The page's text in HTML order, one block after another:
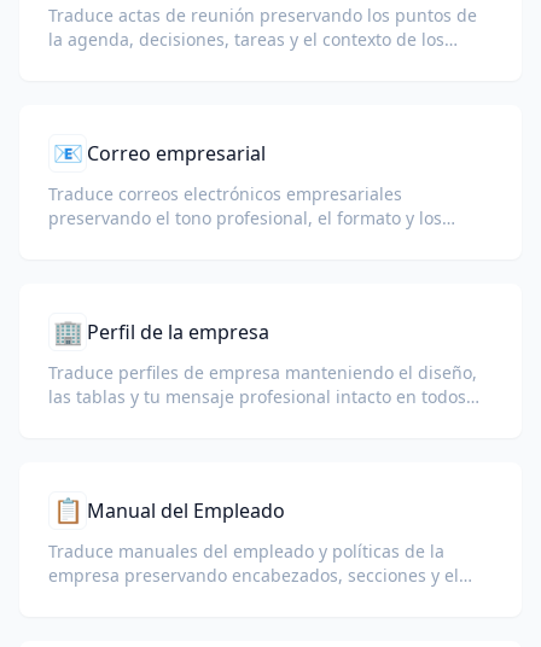
Traduce actas de reunión preservando los puntos de
la agenda, decisiones, tareas y el contexto de los
📧 Correo empresarial
Traduce correos electrónicos empresariales
preservando el tono profesional, el formato y los
🏢 Perfil de la empresa
Traduce perfiles de empresa manteniendo el diseño,
las tablas y tu mensaje profesional intacto en todos
📋 Manual del Empleado
Traduce manuales del empleado y políticas de la
empresa preservando encabezados, secciones y el